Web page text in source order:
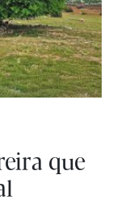
que